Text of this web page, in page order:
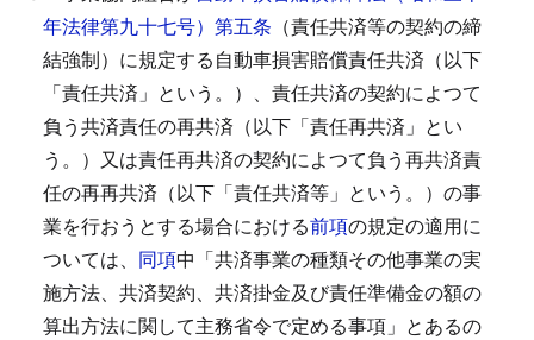
年法律第九十七号）第五条 （責任共済等の契約の締
結強制）に規定する自動車損害賠償責任共済（以下
「責任共済」という。）、責任共済の契約によつて
負う共済責任の再共済（以下「責任再共済」とい
う。）又は責任再共済の契約によつて負う再共済責
任の再再共済（以下「責任共済等」という。）の事
業を行おうとする場合における前項の規定の適用に
ついては、 同項中「共済事業の種類その他事業の実
施方法、共済契約、共済掛金及び責任準備金の額の
算出方法に関して主務省令で定める事項」とあるの